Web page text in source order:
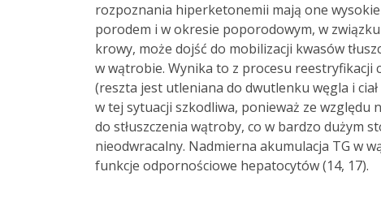
rozpoznania hiperketonemii mają one
porodem i w okresie poporodowym, w
krowy, może dojść do mobilizacji kwasów
w wątrobie. Wynika to z procesu reestryfikacji
(reszta jest utleniana do dwutlenku węgla i
w tej sytuacji szkodliwa, ponieważ ze
do stłuszczenia wątroby, co w bardzo dużym
nieodwracalny. Nadmierna akumulacja TG w
funkcje odpornościowe hepatocytów (14, 17).